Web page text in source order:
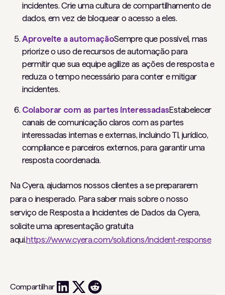
incidentes. Crie uma cultura de compartilhamento de
dados, em vez de bloquear o acesso a eles.
Aproveite a automaçãoSempre que possível, mas
priorize o uso de recursos de automação para
permitir que sua equipe agilize as ações de resposta e
reduza o tempo necessário para conter e mitigar
incidentes.
Colaborar com as partes interessadasEstabelecer
canais de comunicação claros com as partes
interessadas internas e externas, incluindo TI, jurídico,
compliance e parceiros externos, para garantir uma
resposta coordenada.
Na Cyera, ajudamos nossos clientes a se prepararem
para o inesperado. Para saber mais sobre o nosso
serviço de Resposta a Incidentes de Dados da Cyera,
solicite uma apresentação gratuita
aqui.https://www.cyera.com/solutions/incident-response
Compartilhar